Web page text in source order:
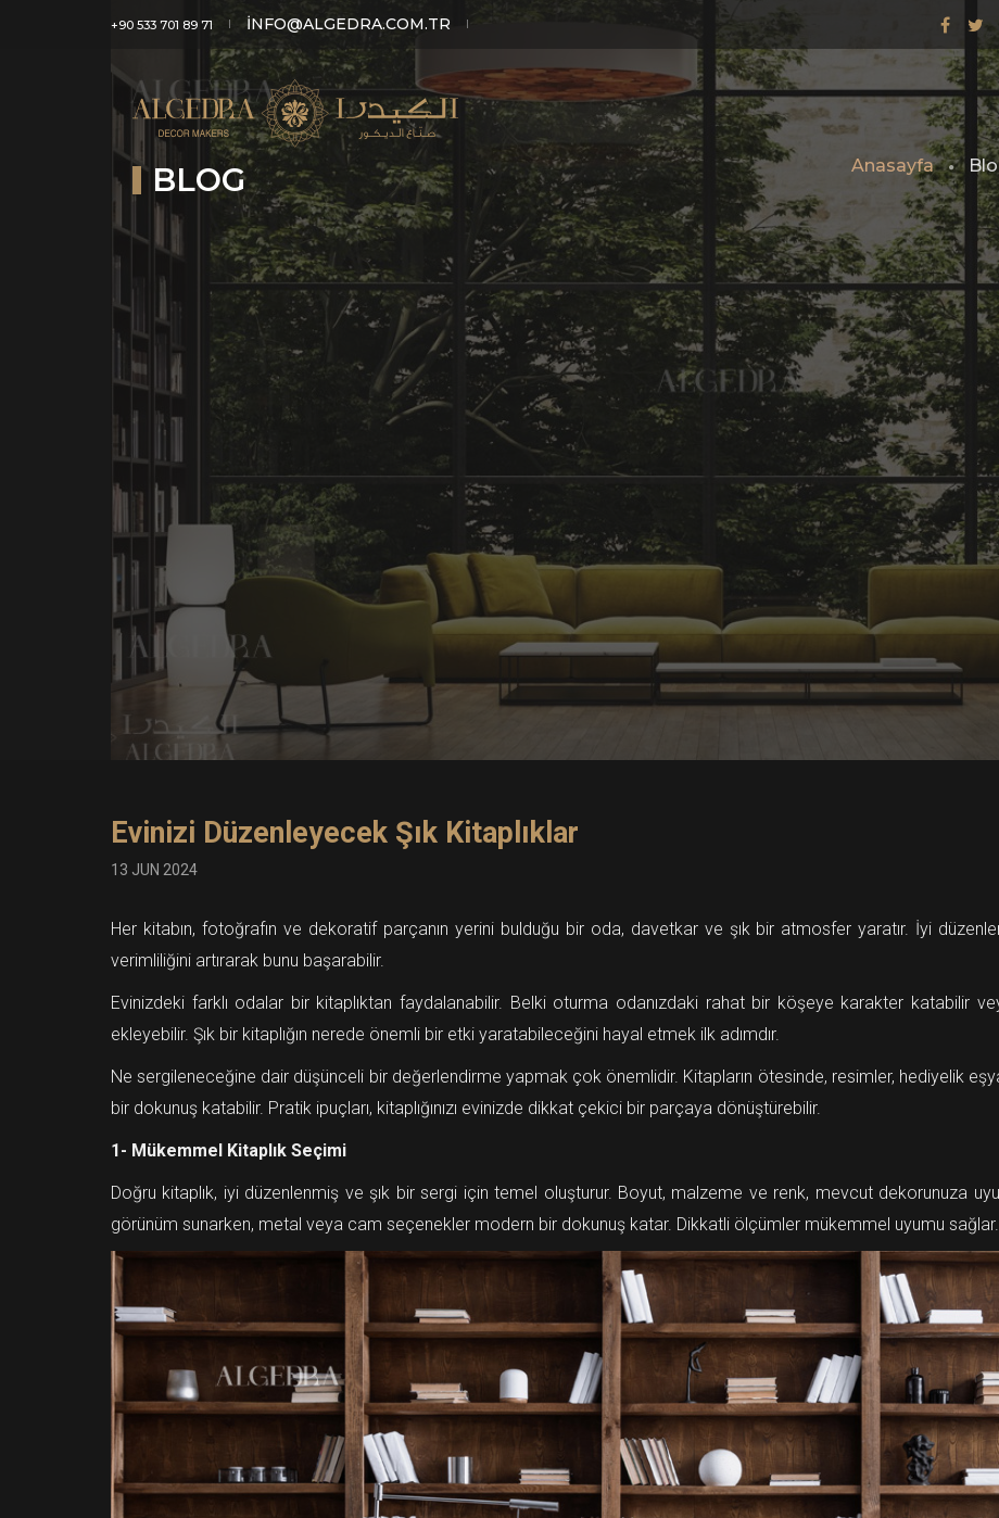
+90 533 701 89 71 INFO@ALGEDRA.COM.TR
BLOG Anasayfa
Evinizi Düzenleyecek Şık Kitaplıklar
13 JUN 2024
Her kitabın, fotoğrafın ve dekoratif parçanın yerini bulduğu bir oda, davetkar ve şık bir atmosfer yaratır. İyi
verimliliğini artırarak bunu başarabilir.
Evinizdeki farklı odalar bir kitaplıktan faydalanabilir. Belki oturma odanızdaki rahat bir köşeye karakter katabilir
ekleyebilir. Şık bir kitaplığın nerede önemli bir etki yaratabileceğini hayal etmek ilk adımdır.
Ne sergileneceğine dair düşünceli bir değerlendirme yapmak çok önemlidir. Kitapların ötesinde, resimler, hediyelik
bir dokunuş katabilir. Pratik ipuçları, kitaplığınızı evinizde dikkat çekici bir parçaya dönüştürebilir.
1- Mükemmel Kitaplık Seçimi
Doğru kitaplık, iyi düzenlenmiş ve şık bir sergi için temel oluşturur. Boyut, malzeme ve renk, mevcut dekorunuza
görünüm sunarken, metal veya cam seçenekler modern bir dokunuş katar. Dikkatli ölçümler mükemmel uyumu sağlar.